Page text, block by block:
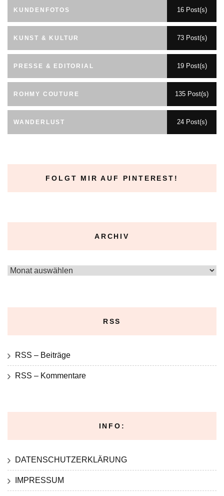
KUNDENFOTOS 16 Post(s)
KUNST & KULTUR 73 Post(s)
PRESSE & EDITORIAL 19 Post(s)
ROHMY COUTURE 135 Post(s)
WANDERLUST 24 Post(s)
FOLGT MIR AUF PINTEREST!
ARCHIV
Archiv
RSS
RSS – Beiträge
RSS – Kommentare
INFO:
DATENSCHUTZERKLÄRUNG
IMPRESSUM